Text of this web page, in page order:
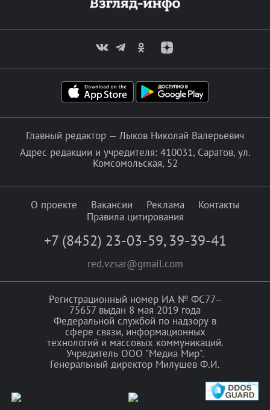
Главный редактор — Лыков Николай Валерьевич
Адрес редакции и учредителя: 410031, Саратов, ул.
Комсомольская, 52
О проекте Вакансии Реклама
Контакты
Правила цитирования
+7 (8452) 23-03-59, 39-39-41
red.vzsar@gmail.com
Регистрационный номер ИА № ФС77–
75657 выдан 8 мая 2019 года
Федеральной службой по надзору в
сфере связи, информационных
технологий и массовых коммуникаций.
Учредитель ООО "Медиа Мир".
Генеральный директор Милушев Ф.И.